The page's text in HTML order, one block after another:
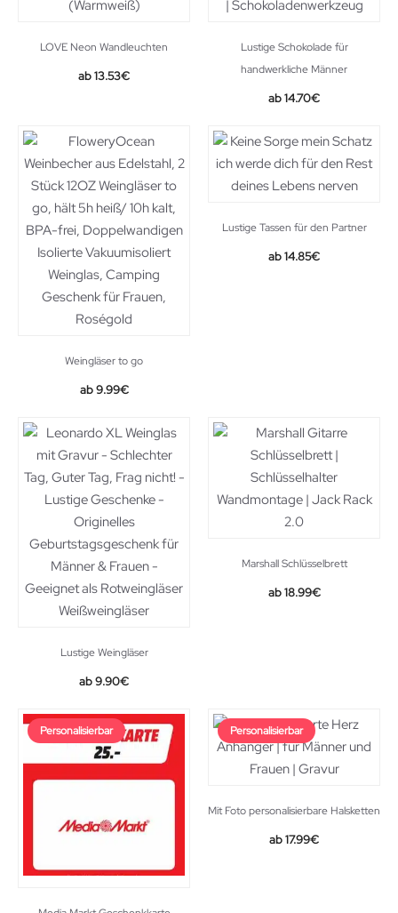
LOVE Neon Wandleuchten
13.53€
Lustige Schokolade für
handwerkliche Männer
14.70€
Weingläser to go
9.99€
Lustige Tassen für den Partner
14.85€
Lustige Weingläser
Original
was:
15.90€.
9.90€Current
is:
9.90€.
Marshall Schlüsselbrett
18.99€
Personalisierbar Personalisierbar
Mit Foto personalisierbare Halsketten
17.99€